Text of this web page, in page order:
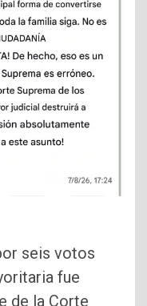
seis votos
fue
de la Corte